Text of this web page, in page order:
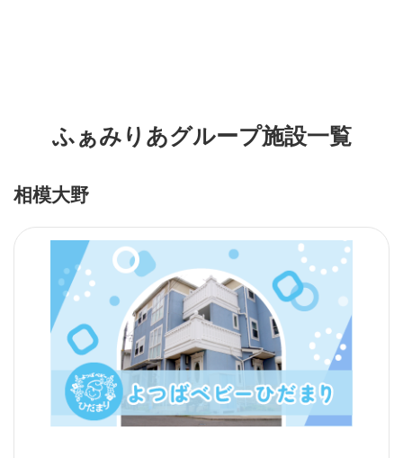
ふぁみりあグループ施設一覧
相模大野